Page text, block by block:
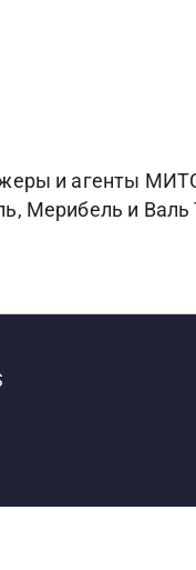
и агенты
Мерибель и Валь